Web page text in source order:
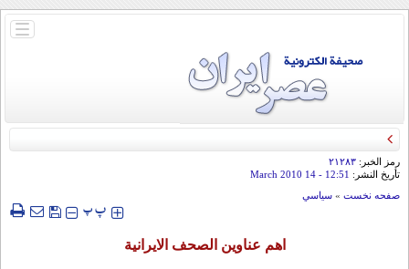
باز
رمز الخبر: ۲۱۲۸۳
تأريخ النشر: 12:51
- 14 March 2010
صفحه نخست » سياسي
‍‍‍ پپ
اهم عناوين الصحف الايرانية